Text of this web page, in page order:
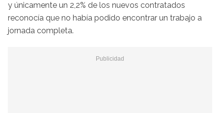
y únicamente un 2,2% de los nuevos contratados
reconocía que no había podido encontrar un trabajo a
jornada completa.